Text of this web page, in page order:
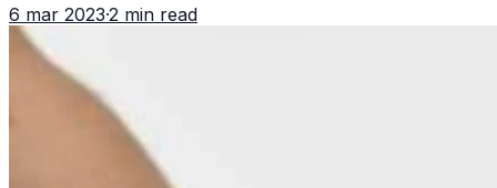
película, un grupo d
6 mar 2023·2 min read